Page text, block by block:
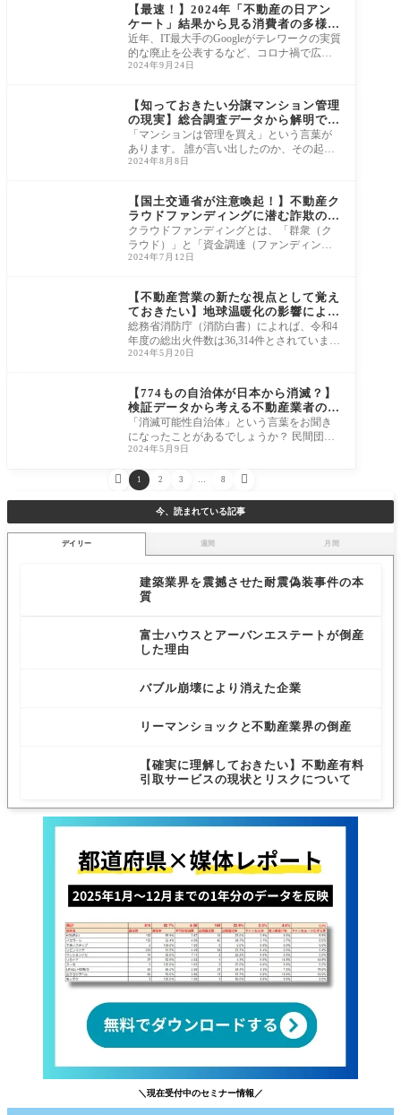
【最速！】2024年「不動産の日アン
ケート」結果から見る消費者の多様化
と省エネ志向
近年、IT最大手のGoogleがテレワークの実質
的な廃止を公表するなど、コロナ禍で広ま
ったテレワークの在り方が再び議論の的に
2024年9月24日
【知っておきたい分譲マンション管理
の現実】総合調査データから解明でき
る問題点と解決
「マンションは管理を買え」という言葉が
あります。 誰が言い出したのか、その起源
は明確ではありませんが、マンションを購
2024年8月8日
【国土交通省が注意喚起！】不動産ク
ラウドファンディングに潜む詐欺の実
態
クラウドファンディングとは、「群衆（ク
ラウド）」と「資金調達（ファンディン
グ）」を組み合わせた造語です。 具体的に
2024年7月12日
【不動産営業の新たな視点として覚え
ておきたい】地球温暖化の影響による
火災保険料値上げについて
総務省消防庁（消防白書）によれば、令和4
年度の総出火件数は36,314件とされていま
す。そのうち、建物の火災件数は20,167件で
2024年5月20日
【774もの自治体が日本から消滅？】
検証データから考える不動産業者の役
割
「消滅可能性自治体」という言葉をお聞き
になったことがあるでしょうか？ 民間団体
である「人口戦略会議」が、4月24日に分析
2024年5月9日
 1 2 3 … 8 
今、読まれている記事
デイリー 週間 月間
建築業界を震撼させた耐震偽装事件の本
質
富士ハウスとアーバンエステートが倒産
した理由
バブル崩壊により消えた企業
リーマンショックと不動産業界の倒産
【確実に理解しておきたい】不動産有料
引取サービスの現状とリスクについて
＼現在受付中のセミナー情報／